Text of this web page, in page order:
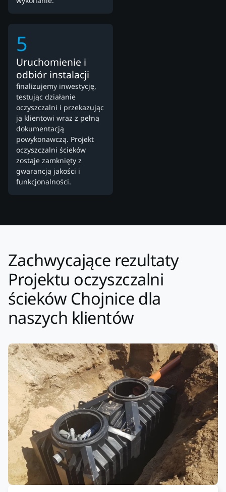
5
Uruchomienie i
odbiór instalacji
finalizujemy inwestycję,
testując działanie
oczyszczalni i przekazując
ją klientowi wraz z pełną
dokumentacją
powykonawczą. Projekt
oczyszczalni ścieków
zostaje zamknięty z
gwarancją jakości i
funkcjonalności.
Zachwycające rezultaty
Projektu oczyszczalni
ścieków Chojnice dla
naszych klientów